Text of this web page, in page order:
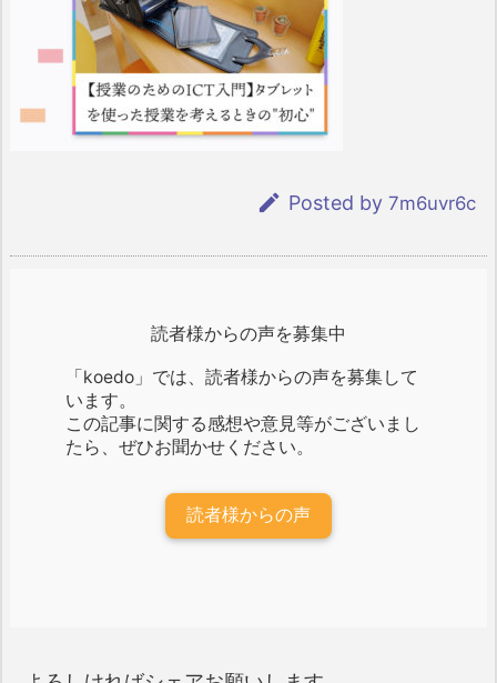
 Posted by 7m6uvr6c
読者様からの声を募集中
「koedo」では、読者様からの声を募集して
います。
この記事に関する感想や意見等がございまし
たら、ぜひお聞かせください。
読者様からの声